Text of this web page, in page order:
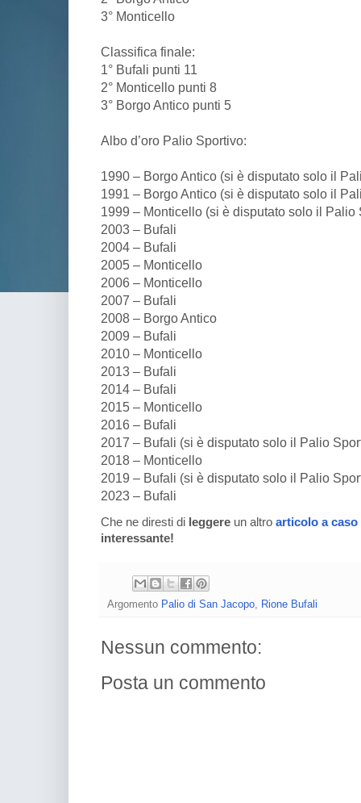
3° Monticello
Classifica finale:
1° Bufali punti 11
2° Monticello punti 8
3° Borgo Antico punti 5
Albo d’oro Palio Sportivo:
1990 – Borgo Antico (si è disputato solo il
1991 – Borgo Antico (si è disputato solo il
1999 – Monticello (si è disputato solo il Palio
2003 – Bufali
2004 – Bufali
2005 – Monticello
2006 – Monticello
2007 – Bufali
2008 – Borgo Antico
2009 – Bufali
2010 – Monticello
2013 – Bufali
2014 – Bufali
2015 – Monticello
2016 – Bufali
2017 – Bufali (si è disputato solo il Palio
2018 – Monticello
2019 – Bufali (si è disputato solo il Palio
2023 – Bufali
Che ne diresti di leggere un altro articolo a caso
interessante!
Argomento Palio di San Jacopo Rione Bufali
Nessun commento:
Posta un commento